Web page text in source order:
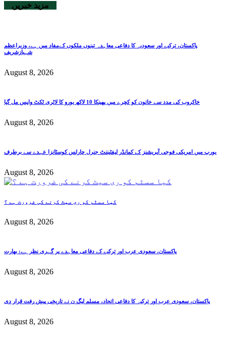
مزید خبریں
پاکستان، ترکیے اور سعودیہ کا دفاعی معاہدہ تینوں ملکوں کےمفاد میں ہے، وزیراعظم
شہبازشریف
August 8, 2026
خاکروب کی مدد سے خاتون کو کچرے میں پھینکا 10 لاکھ یورو کا لاٹری ٹکٹ واپس مل گیا
August 8, 2026
یورپ میں امریکی فوجی آپریشنز کے کمانڈر لیفٹیننٹ جنرل چارلس کوسٹانزا عہدے سے برطرف
August 8, 2026
کیا سسٹم کو ری سیٹ کرنے کی ضرورت ہے ؟
August 8, 2026
پاکستان، سعودی عرب اور ترکیے کے دفاعی معاہدے پر گہری نظر ہے: بھارت
August 8, 2026
پاکستان، سعودی عرب اور ترکیہ کا دفاعی اتحاد، مسلم لیگ ن نے تاریخی پیش رفت قرار دی
August 8, 2026